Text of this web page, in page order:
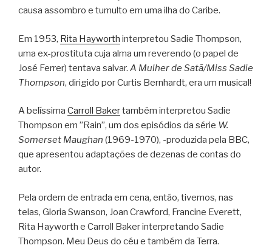
causa assombro e tumulto em uma ilha do Caribe.
Em 1953, Rita Hayworth interpretou Sadie Thompson,
uma ex-prostituta cuja alma um reverendo (o papel de
José Ferrer) tentava salvar. A Mulher de Satã/Miss Sadie
Thompson, dirigido por Curtis Bernhardt, era um musical!
A belíssima Carroll Bakertambém interpretou Sadie
Thompson em ”Rain”, um dos episódios da série W.
Somerset Maughan (1969-1970), -produzida pela BBC,
que apresentou adaptações de dezenas de contas do
autor.
Pela ordem de entrada em cena, então, tivemos, nas
telas, Gloria Swanson, Joan Crawford, Francine Everett,
Rita Hayworth e Carroll Baker interpretando Sadie
Thompson. Meu Deus do céu e também da Terra.